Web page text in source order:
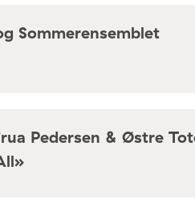
Sommerensemblet
Pedersen & Østre